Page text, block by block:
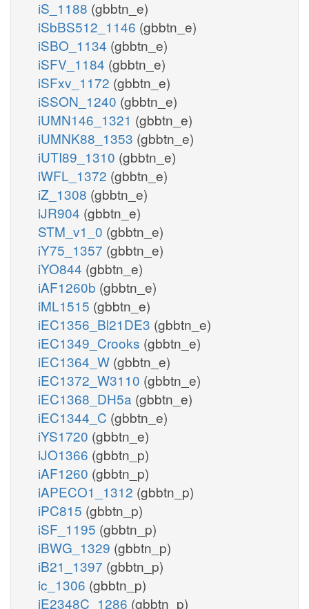
iS_1188 (gbbtn_e)
iSbBS512_1146 (gbbtn_e)
iSBO_1134 (gbbtn_e)
iSFV_1184 (gbbtn_e)
iSFxv_1172 (gbbtn_e)
iSSON_1240 (gbbtn_e)
iUMN146_1321 (gbbtn_e)
iUMNK88_1353 (gbbtn_e)
iUTI89_1310 (gbbtn_e)
iWFL_1372 (gbbtn_e)
iZ_1308 (gbbtn_e)
iJR904 (gbbtn_e)
STM_v1_0 (gbbtn_e)
iY75_1357 (gbbtn_e)
iYO844 (gbbtn_e)
iAF1260b (gbbtn_e)
iML1515 (gbbtn_e)
iEC1356_Bl21DE3 (gbbtn_e)
iEC1349_Crooks (gbbtn_e)
iEC1364_W (gbbtn_e)
iEC1372_W3110 (gbbtn_e)
iEC1368_DH5a (gbbtn_e)
iEC1344_C (gbbtn_e)
iYS1720 (gbbtn_e)
iJO1366 (gbbtn_p)
iAF1260 (gbbtn_p)
iAPECO1_1312 (gbbtn_p)
iPC815 (gbbtn_p)
iSF_1195 (gbbtn_p)
iBWG_1329 (gbbtn_p)
iB21_1397 (gbbtn_p)
ic_1306 (gbbtn_p)
iE2348C_1286 (gbbtn_p)